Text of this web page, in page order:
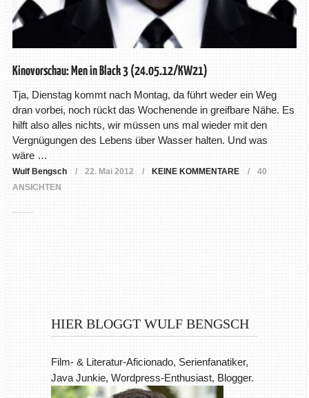
Kinovorschau: Men in Black 3 (24.05.12/KW21)
Tja, Dienstag kommt nach Montag, da führt weder ein Weg
dran vorbei, noch rückt das Wochenende in greifbare Nähe. Es
hilft also alles nichts, wir müssen uns mal wieder mit den
Vergnügungen des Lebens über Wasser halten. Und was
wäre …
Wulf Bengsch 22. Mai 2012 KEINE KOMMENTARE
40
ANSICHTEN
HIER BLOGGT WULF BENGSCH
Film- & Literatur-Aficionado, Serienfanatiker,
Java Junkie, Wordpress-Enthusiast, Blogger.